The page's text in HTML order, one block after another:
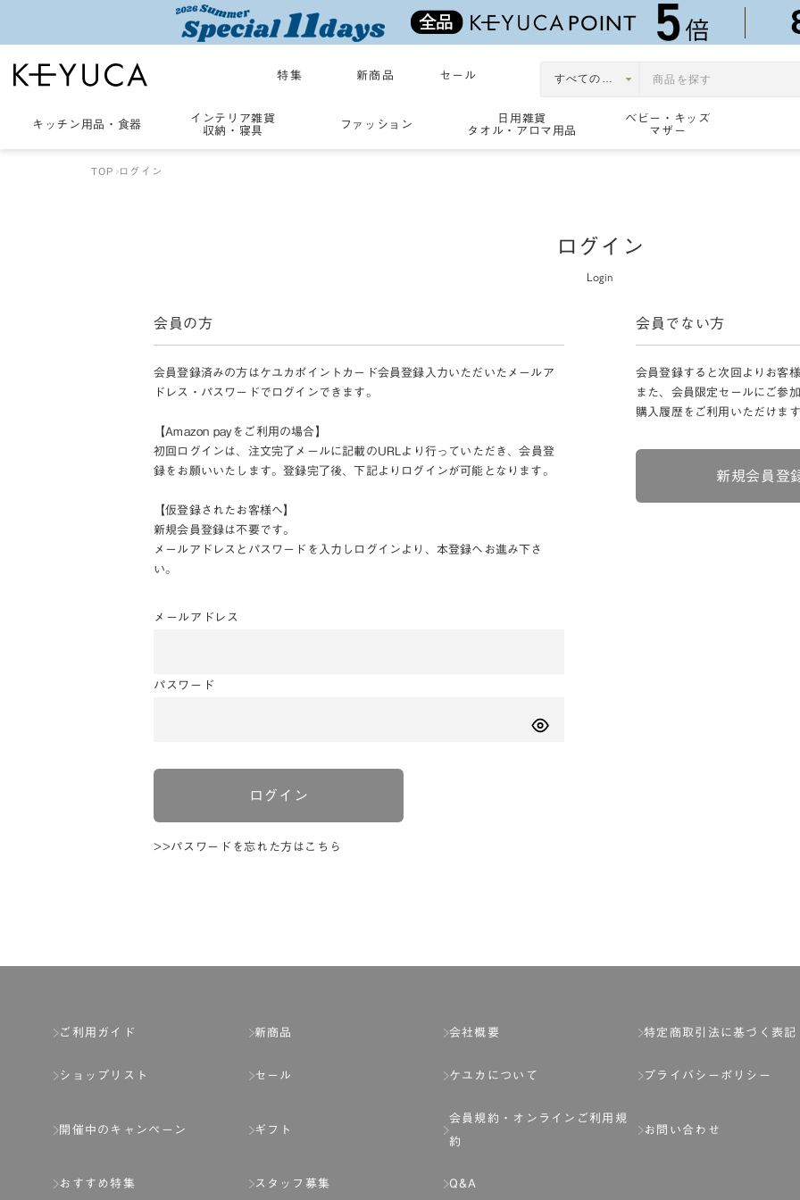
特集 新商品 セール
キッチン用品 ・ 食器
インテリア雑貨
収納・寝具
ファッション
日用雑貨
タオル・アロマ用品
ベビー・キッズ
マザー
TOP ログイン
ログイン
Login
会員の方
会員登録済みの方はケユカポイントカード会員登録入力いただいたメールア
ドレス・パスワードでログインできます。
【Amazon payをご利用の場合】
初回ログインは、注文完了メールに記載のURLより行っていただき、会員登
録をお願いいたします。登録完了後、下記よりログインが可能となります。
【仮登録されたお客様へ】
新規会員登録は不要です。
メールアドレスとパスワードを入力しログインより、本登録へお進み下さ
い。
メールアドレス
パスワード
ログイン
>>パスワードを忘れた方はこちら
会員でない方
会員登録すると次回よりお客
また、会員限定セールにご参
購入履歴をご利用いただけま
新規会員登
ご利用ガイド
ショップリスト
開催中のキャンペーン
おすすめ特集
新商品
セール
ギフト
スタッフ募集
会社概要
ケユカについて
会員規約・
オンラインご利用規
約
Q&A
特定商取引法に基づく表記
プライバシーポリシー
お問い合わせ